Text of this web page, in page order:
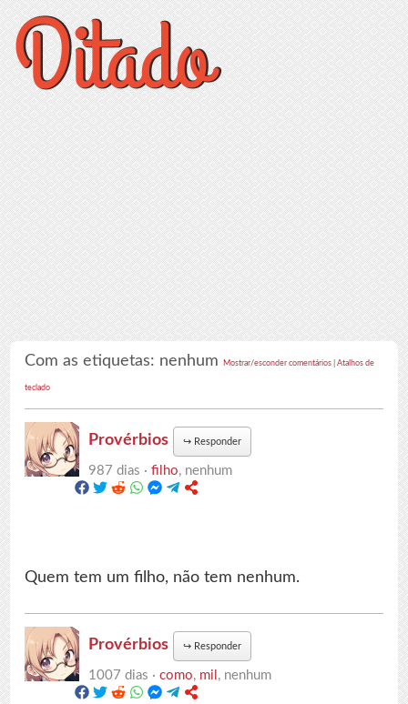
Com as etiquetas: nenhumMostrar/esconder comentários |Atalhos de
teclado
Provérbios ↪ Responder
987 dias ·filho, nenhum
Quem tem um filho, não tem nenhum.
Provérbios ↪ Responder
1007 dias ·como, mil , nenhum